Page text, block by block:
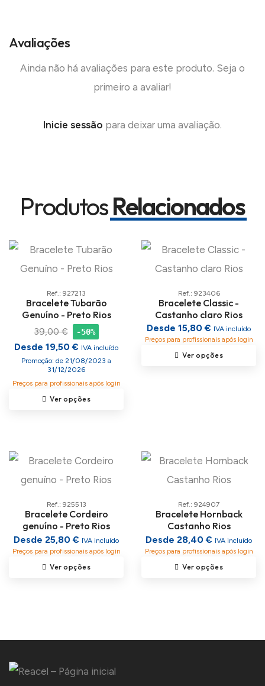
Avaliações
Ainda não há avaliações para este produto. Seja o
primeiro a avaliar!
Inicie sessão para deixar uma avaliação.
ProdutosRelacionados
Ref.: 927213
Bracelete Tubarão
Genuíno - Preto Rios
39,00 € -50%
Desde 19,50 € IVA incluído
Promoção: de 21/08/2023 a
31/12/2026
Preços para profissionais após login
Ver opções
Ref.: 923406
Bracelete Classic -
Castanho claro Rios
Desde 15,80 € IVA incluído
Preços para profissionais após login
Ver opções
Ref.: 925513
Bracelete Cordeiro
genuíno - Preto Rios
Desde 25,80 € IVA incluído
Preços para profissionais após login
Ver opções
Ref.: 924907
Bracelete Hornback
Castanho Rios
Desde 28,40 € IVA incluído
Preços para profissionais após login
Ver opções